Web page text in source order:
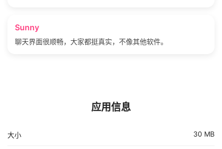
Sunny
聊天界面很顺畅，大家都挺真实，不像其他软件。
应用信息
大小 30 MB